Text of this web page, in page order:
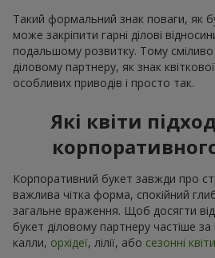
Такий формальний знак поваги, як
може закріпити гарні ділові
подальшому розвитку. Тому
діловому партнеру, як знак
особливих приводів і просто так.
Які квіти
Корпоративний букет завжди про
важлива чітка форма, спокійний
загальне враження. Щоб досягти
букет діловому партнеру частіше
калли, орхідеї, лілії, або сезонні квіти